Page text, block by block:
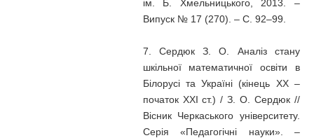
ім. Б. Хмельницького, 2013. –
Випуск № 17 (270). – С. 92–99.
7. Сердюк З. О. Аналіз стану
шкільної математичної освіти в
Білорусі та Україні (кінець XX –
початок XXI ст.) / З. О. Сердюк //
Вісник Черкаського університету.
Серія «Педагогічні науки». –